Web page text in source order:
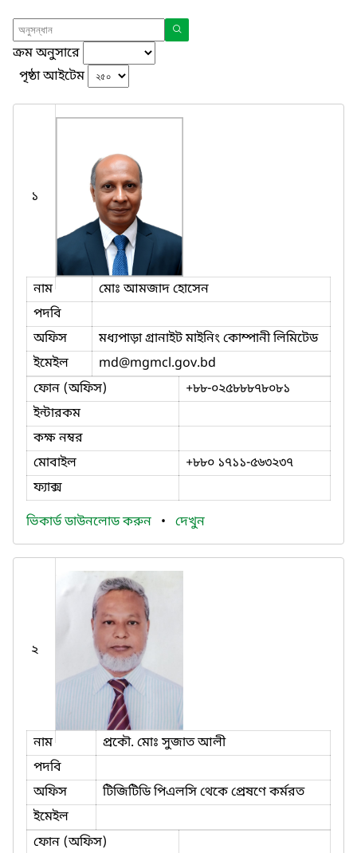
ক্রম অনুসারে
পৃষ্ঠা আইটেম
১
নাম
মোঃ আমজাদ হোসেন
পদবি
অফিস
মধ্যপাড়া গ্রানাইট মাইনিং কোম্পানী লিমিটেড
ইমেইল
md@mgmcl.gov.bd
ফোন (অফিস)
+৮৮-০২৫৮৮৮৭৮০৮১
ইন্টারকম
কক্ষ নম্বর
মোবাইল
+৮৮০ ১৭১১-৫৬৩২৩৭
ফ্যাক্স
ভিকার্ড ডাউনলোড করুন • দেখুন
২
নাম
প্রকৌ. মোঃ সুজাত আলী
পদবি
অফিস
টিজিটিডি পিএলসি থেকে প্রেষণে কর্মরত
ইমেইল
ফোন (অফিস)